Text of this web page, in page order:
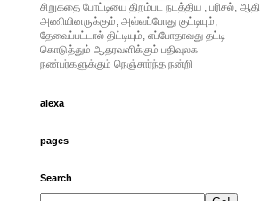
சிறுகதை போட்டியை திறம்பட நடத்திய , பரிசல், ஆதி
அணியினருக்கும், அவ்வப்போது குட்டியும்,
தேவைப்பட்டால் திட்டியும், எப்போதாவது தட்டி
கொடுத்தும் ஆதரவளிக்கும் பதிவுலக
நண்பர்களுக்கும் நெஞ்சார்ந்த நன்றி
alexa
pages
Search